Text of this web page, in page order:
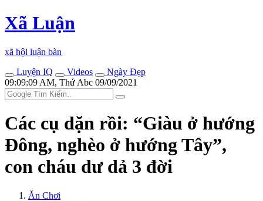
Xã Luận
xã hội luận bàn
Luyện IQ
Videos
Ngày Đẹp
09:09:09 AM, Thứ Abc 09/09/2021
Các cụ dặn rồi: “Giàu ở hướng
Đông, nghèo ở hướng Tây”,
con cháu dư dả 3 đời
Ăn Chơi